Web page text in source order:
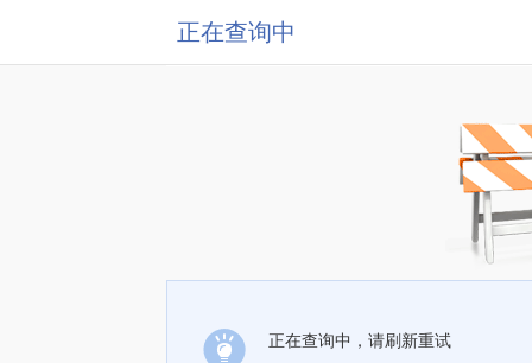
正在查询中
正在查询中，请刷新重试